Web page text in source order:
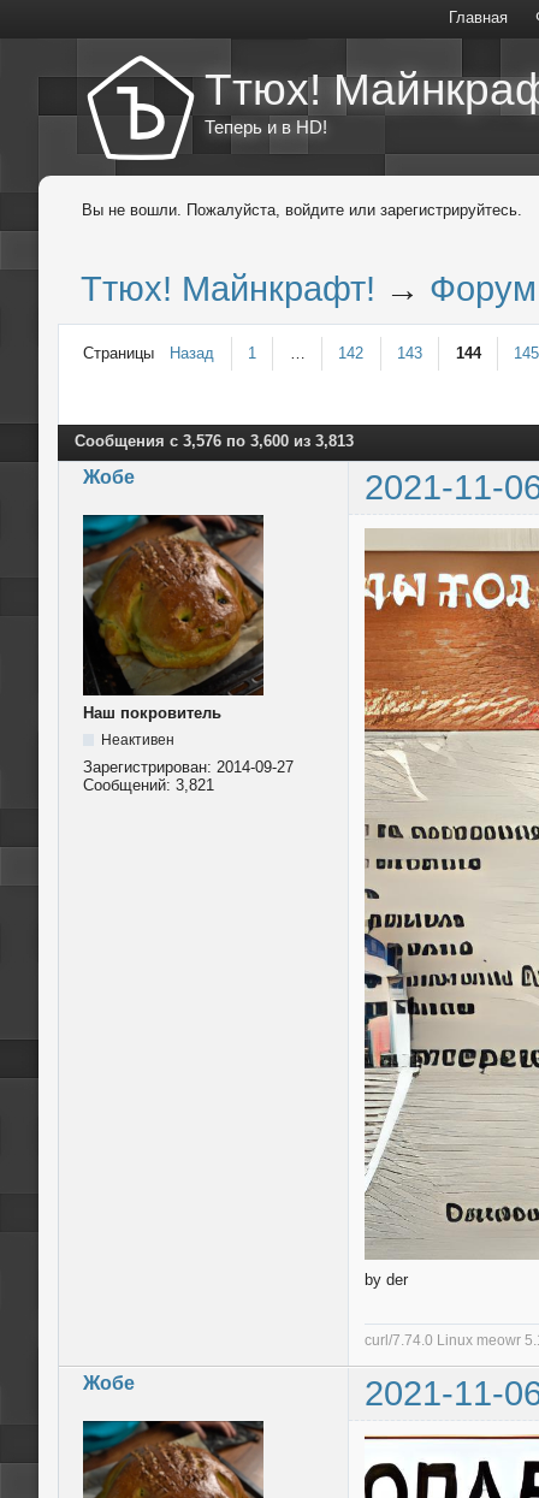
Главная
Ттюх!
Теперь и в HD!
Вы не вошли. Пожалуйста, войдите или зарегистрируйтесь.
Ттюх! Майнкрафт! → Форум
Страницы Назад 1 142 143 144 145
Сообщения с 3,576 по 3,600 из 3,813
Жобе 2021-11-
Наш покровитель
Неактивен
Зарегистрирован: 2014-09-27
Сообщений: 3,821
by der
curl/7.74.0 Linux meowr
Жобе 2021-11-